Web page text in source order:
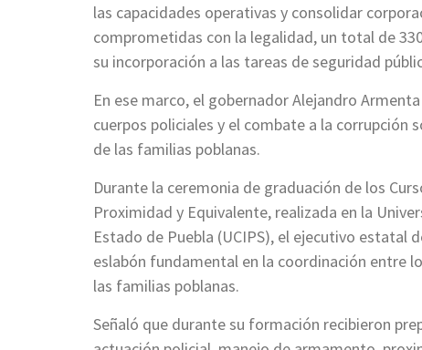
las capacidades operativas y consolidar
comprometidas con la legalidad, un total de
su incorporación a las tareas de seguridad
En ese marco, el gobernador Alejandro
cuerpos policiales y el combate a la corrupción
de las familias poblanas.
Durante la ceremonia de graduación de los
Proximidad y Equivalente, realizada en la
Estado de Puebla (UCIPS), el ejecutivo estatal
eslabón fundamental en la coordinación entre
las familias poblanas.
Señaló que durante su formación recibieron